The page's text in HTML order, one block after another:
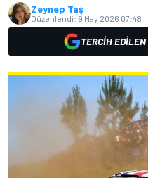
Zeynep Taş
Düzenlendi: 9 May 2026 07:48
TERCIH